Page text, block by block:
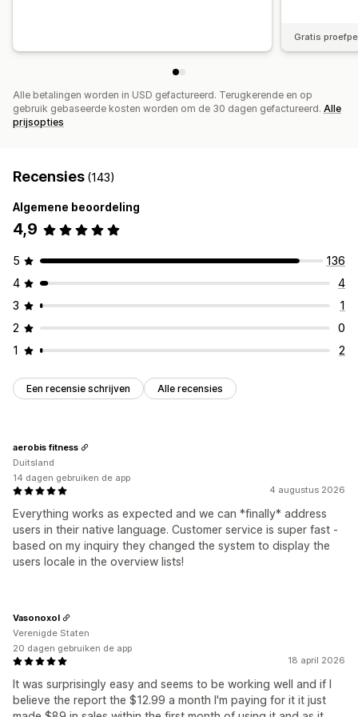
Gratis
Alle betalingen worden in USD gefactureerd. Terugkerende en op
gebruik gebaseerde kosten worden om de 30 dagen gefactureerd. Alle
prijsopties
Recensies (143)
Algemene beoordeling
4,9
5
136
4
4
3
1
2
0
1
2
Een recensie schrijven Alle recensies
4 augustus 2026
Everything works as expected and we can *finally* address
users in their native language. Customer service is super fast -
based on my inquiry they changed the system to display the
users locale in the overview lists!
aerobis fitness
Duitsland
14 dagen gebruiken de app
18 april 2026
It was surprisingly easy and seems to be working well and if I
believe the report the $12.99 a month I'm paying for it it just
Vasonoxol
Verenigde Staten
20 dagen gebruiken de app